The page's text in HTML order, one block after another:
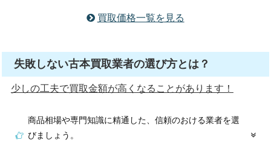
買取価格一覧を見る
失敗しない古本買取業者の選び方とは？
少しの工夫で買取金額が高くなることがあります！
商品相場や専門知識に精通した、信頼のおける業者を選
びましょう。